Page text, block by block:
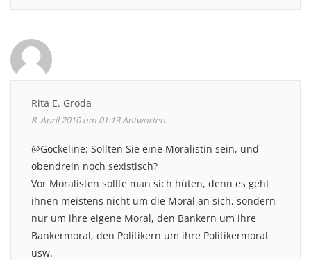
Rita E. Groda
8. April 2010 um 01:13Antworten
@Gockeline: Sollten Sie eine Moralistin sein, und
obendrein noch sexistisch?
Vor Moralisten sollte man sich hüten, denn es geht
ihnen meistens nicht um die Moral an sich, sondern
nur um ihre eigene Moral, den Bankern um ihre
Bankermoral, den Politikern um ihre Politikermoral
usw.